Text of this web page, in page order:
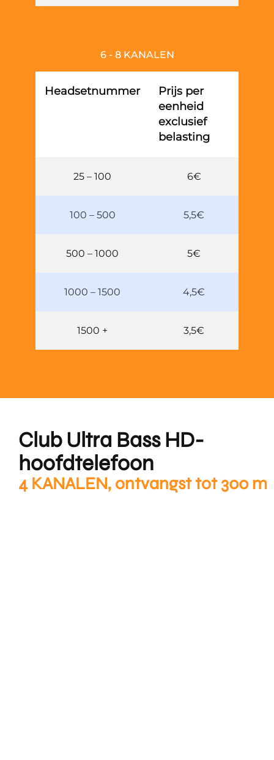
6 - 8 KANALEN
Headsetnummer
Prijs per
eenheid
exclusief
belasting
25 – 100 6€
100 – 500 5,5€
500 – 1000 5€
1000 – 1500 4,5€
1500 + 3,5€
Club Ultra Bass HD-
hoofdtelefoon
4 KANALEN, ontvangst tot 300 m